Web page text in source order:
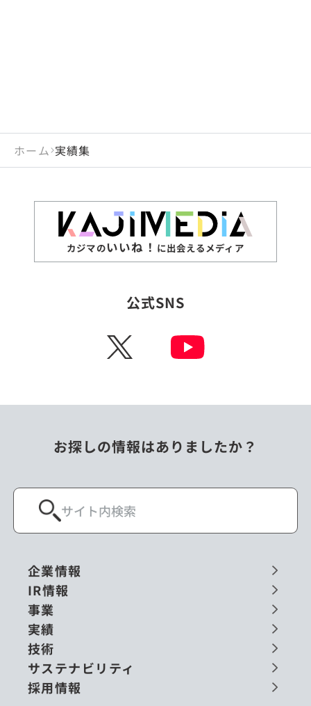
ホーム 実績集
カジマのいいね！ に出会えるメディア
公式SNS
X
お探しの情報はありましたか？
企業情報
IR情報
事業
実績
技術
サステナビリティ
採用情報